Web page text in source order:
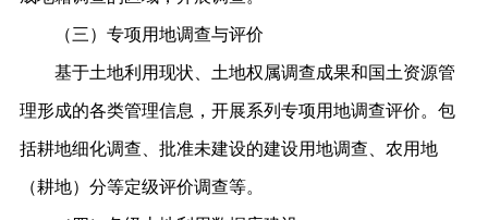
（三） 专项用地调查与评价
基于土地利用现状、土地权属调查成果和国土资源管
理形成的各类管理信息，开展系列专项用地调查评价。包
括耕地细化调查、批准未建设的建设用地调查、农用地
（耕地）分等定级评价调查等。